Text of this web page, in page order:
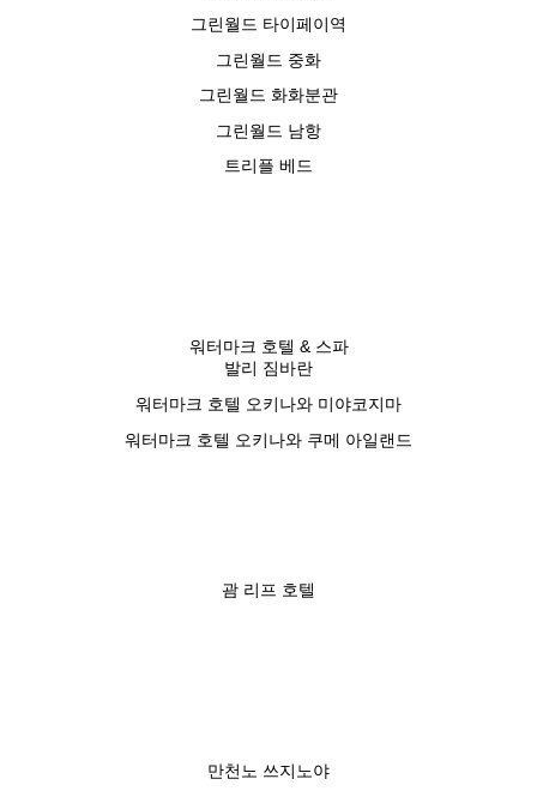
그린월드 타이페이역
그린월드 중화
그린월드 화화분관
그린월드 남항
트리플 베드
워터마크 호텔 & 스파
발리 짐바란
워터마크 호텔 오키나와 미야코지마
워터마크 호텔 오키나와 쿠메 아일랜드
괌 리프 호텔
만천노 쓰지노야